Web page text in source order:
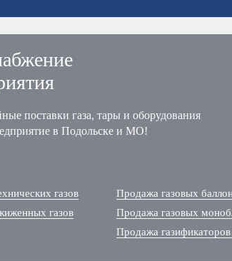
поставки газа, тары и оборудования
в Подольске и МО!
газов
газов
Продажа газовых
Продажа газовых
Продажа